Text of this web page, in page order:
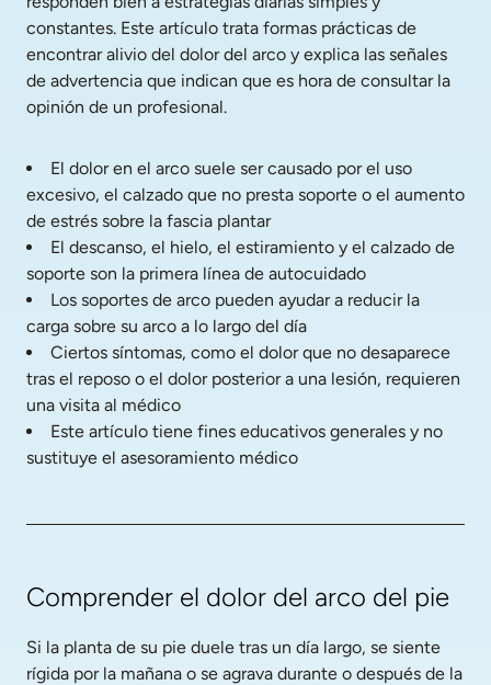
constantes. Este artículo trata formas prácticas de
encontrar alivio del dolor del arco y explica las señales
de advertencia que indican que es hora de consultar la
opinión de un profesional.
El dolor en el arco suele ser causado por el uso
excesivo, el calzado que no presta soporte o el aumento
de estrés sobre la fascia plantar
El descanso, el hielo, el estiramiento y el calzado de
soporte son la primera línea de autocuidado
Los soportes de arco pueden ayudar a reducir la
carga sobre su arco a lo largo del día
Ciertos síntomas, como el dolor que no desaparece
tras el reposo o el dolor posterior a una lesión, requieren
una visita al médico
Este artículo tiene fines educativos generales y no
sustituye el asesoramiento médico
Comprender el dolor del arco del pie
Si la planta de su pie duele tras un día largo, se siente
rígida por la mañana o se agrava durante o después de la